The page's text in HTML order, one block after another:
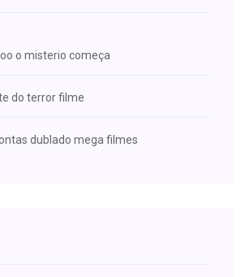
o misterio começa
do terror filme
dublado mega filmes